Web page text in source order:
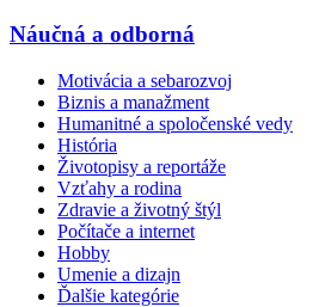
Náučná a odborná
Motivácia a sebarozvoj
Biznis a manažment
Humanitné a spoločenské vedy
História
Životopisy a reportáže
Vzťahy a rodina
Zdravie a životný štýl
Počítače a internet
Hobby
Umenie a dizajn
Ďalšie kategórie